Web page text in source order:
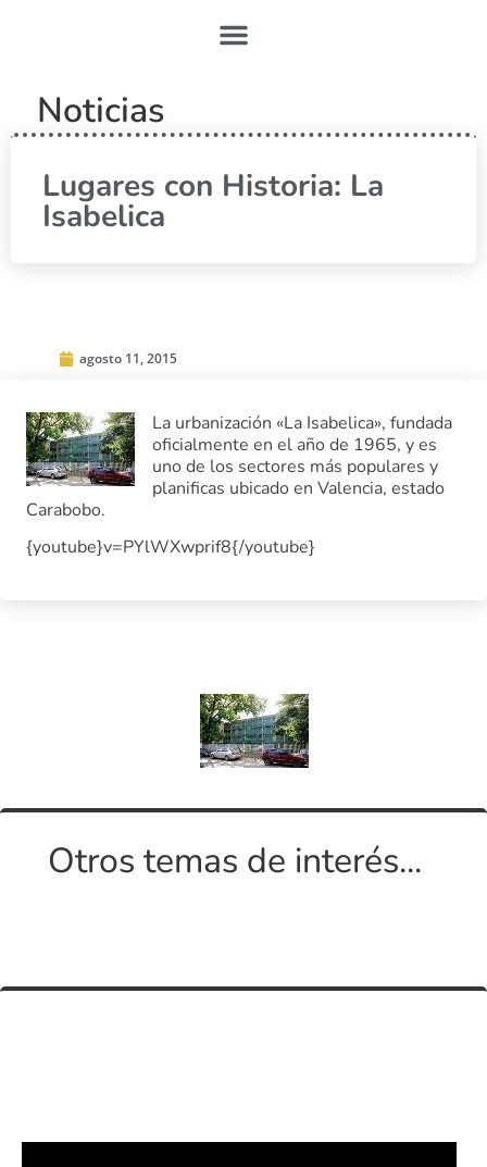
Noticias
Lugares con Historia: La
Isabelica
agosto 11, 2015
La urbanización «La Isabelica», fundada
oficialmente en el año de 1965, y es
uno de los sectores más populares y
planificas ubicado en Valencia, estado
Carabobo.
{youtube}v=PYlWXwprif8{/youtube}
Otros temas de interés...